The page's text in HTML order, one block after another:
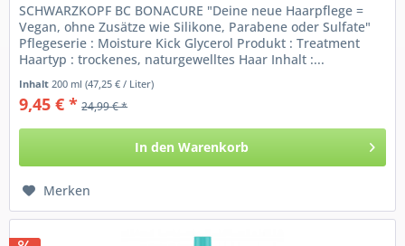
SCHWARZKOPF BC BONACURE "Deine neue Haarpflege =
Vegan, ohne Zusätze wie Silikone, Parabene oder Sulfate"
Pflegeserie : Moisture Kick Glycerol Produkt : Treatment
Haartyp : trockenes, naturgewelltes Haar Inhalt :...
Inhalt 200 ml(47,25 € / Liter)
9,45 € * 24,99 € *
In den Warenkorb
Merken